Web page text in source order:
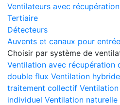
Ventilateurs avec
Tertiaire
Détecteurs
Auvents et canaux pour
Choisir par système de
Ventilation avec récupération
double flux Ventilation hybride
traitement collectif
individuel Ventilation naturelle